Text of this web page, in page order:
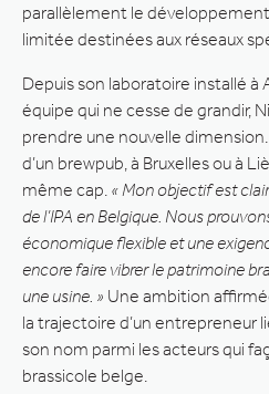
parallèlement le
limitée destinées aux réseaux
Depuis son laboratoire installé à
équipe qui ne cesse de grandir,
prendre une nouvelle
d’un brewpub, à Bruxelles ou à
même cap. « Mon objectif est
de l’IPA en Belgique. Nous
économique flexible et une
encore faire vibrer le patrimoine
une usine. » Une ambition
la trajectoire d’un entrepreneur
son nom parmi les acteurs qui
brassicole belge.